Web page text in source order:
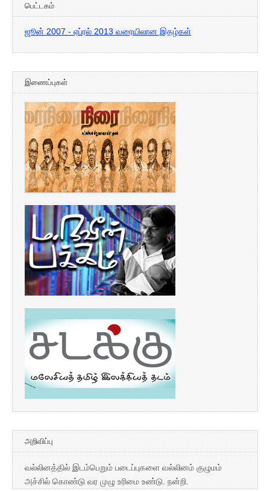
பெட்டகம்
ஜூன் 2007 - ஏப்ரல் 2013 வரையிலான இதழ்கள்
இணைப்புகள்
அறிவிப்பு
வல்லினத்தில் இடம்பெறும் படைப்புகளை வல்லினம் குழுமம்
அச்சில் கொண்டு வர முழு உரிமை உண்டு. நன்றி.